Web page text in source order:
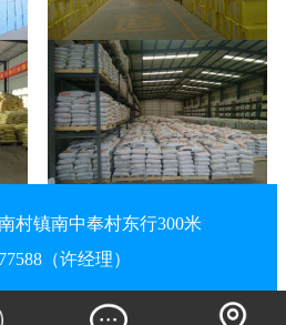
村镇南中奉村东行300米
（许经理）